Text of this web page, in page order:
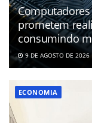
prometem
consumindo
9 DE AGOSTO DE 2026
ECONOMIA